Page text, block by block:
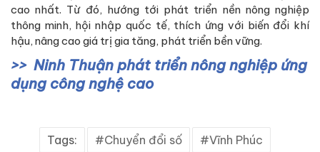
cao nhất. Từ đó, hướng tới phát triển nền nông nghiệp
thông minh, hội nhập quốc tế, thích ứng với biến đổi khí
hậu, nâng cao giá trị gia tăng, phát triển bền vững.
Ninh Thuận phát triển nông nghiệp ứng
dụng công nghệ cao
Tags: Chuyển đổi số Vĩnh Phúc